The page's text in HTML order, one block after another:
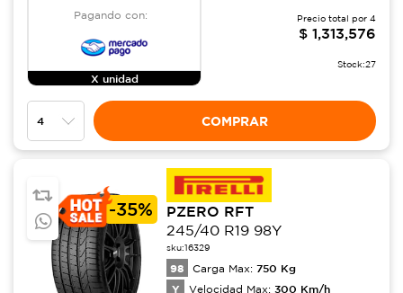
Pagando con:
X unidad
Precio total por 4
$ 1,313,576
Stock:27
COMPRAR
-35%
PZERO RFT
245/40 R19 98Y
sku:16329
98 Carga Max: 750 Kg
Y Velocidad Max: 300 Km/h